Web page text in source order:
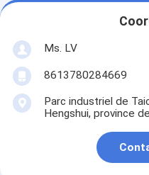
Ms. LV
8613780284669
Parc industriel de
Hengshui, province